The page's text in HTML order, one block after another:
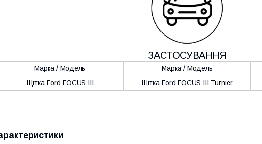
ЗАСТОСУВАННЯ
Марка / Модель Марка / Модель
Щітка Ford FOCUS III
Щітка Ford FOCUS III Turnier